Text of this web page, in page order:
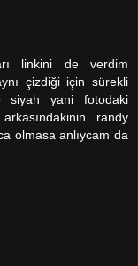
linkini de verdim
çizdiği için sürekli
siyah yani fotodaki
randy
olmasa anlıycam da